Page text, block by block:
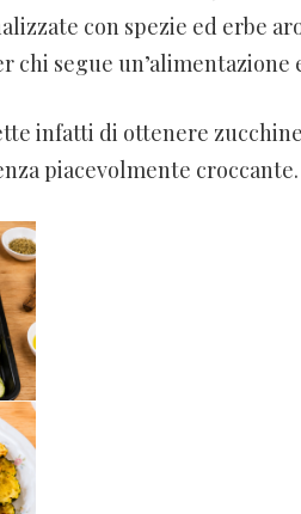
con spezie ed erbe
chi segue un’alimentazione
infatti di ottenere
piacevolmente croccante.